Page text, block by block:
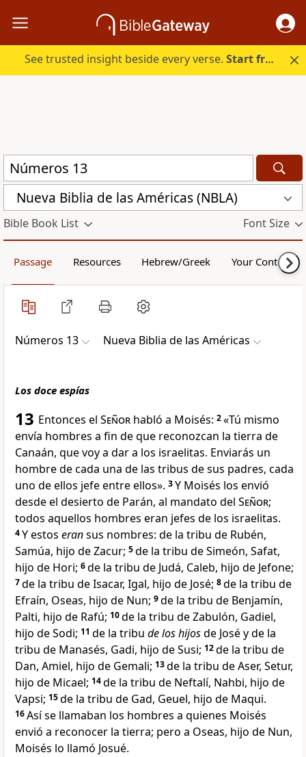
See trusted insight beside every verse.Start free.
Nueva Biblia de las Américas (NBLA)
Bible Book List Font Size
Passage Resources Hebrew/Greek Your Content
Números 13 Nueva Biblia de las Américas
Los doce espías
13 Entonces el Señor habló a Moisés: 2«Tú mismo
envía hombres a fin de que reconozcan la tierra de
Canaán, que voy a dar a los israelitas. Enviarás un
hombre de cada una de las tribus de sus padres, cada
uno de ellos jefe entre ellos». 3Y Moisés los envió
desde el desierto de Parán, al mandato del Señor;
todos aquellos hombres eran jefes de los israelitas.
4Y estos eransus nombres: de la tribu de Rubén,
Samúa, hijo de Zacur; 5de la tribu de Simeón, Safat,
hijo de Hori; 6de la tribu de Judá, Caleb, hijo de Jefone;
7de la tribu de Isacar, Igal, hijo de José; 8de la tribu de
Efraín, Oseas, hijo de Nun; 9de la tribu de Benjamín,
Palti, hijo de Rafú; 10de la tribu de Zabulón, Gadiel,
hijo de Sodi; 11 de la tribu de los hijosde José y de la
tribu de Manasés, Gadi, hijo de Susi; 12de la tribu de
Dan, Amiel, hijo de Gemali; 13de la tribu de Aser, Setur,
hijo de Micael; 14de la tribu de Neftalí, Nahbi, hijo de
Vapsi; 15de la tribu de Gad, Geuel, hijo de Maqui.
16Así se llamaban los hombres a quienes Moisés
envió a reconocer la tierra; pero a Oseas, hijo de Nun,
Moisés lo llamó Josué.